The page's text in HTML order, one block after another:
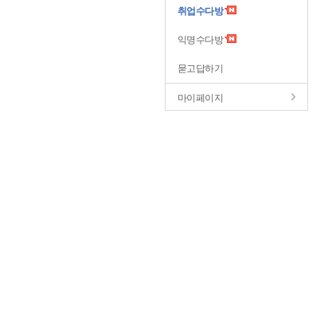
취업수다방
익명수다방
묻고답하기
마이페이지